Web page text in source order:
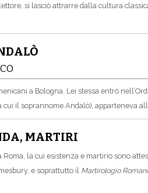
si lasciò attrarre dalla cultura
a Bologna. Lei stessa entrò
il soprannome Andalò), apparteneva
MARTIRI
la cui esistenza e martirio sono
e soprattutto il Martirologio